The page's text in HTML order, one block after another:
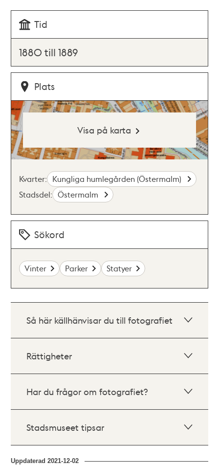
Tid
1880 till 1889
Plats
Visa på karta
Kvarter: Kungliga humlegården (Östermalm)
Stadsdel: Östermalm
Sökord
Vinter Parker Statyer
Så här källhänvisar du till fotografiet
Rättigheter
Har du frågor om fotografiet?
Stadsmuseet tipsar
Uppdaterad2021-12-02